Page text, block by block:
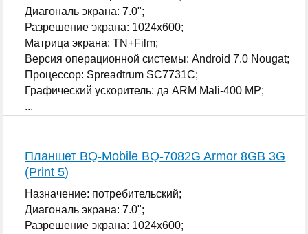
Диагональ экрана: 7.0";
Разрешение экрана: 1024x600;
Матрица экрана: TN+Film;
Версия операционной системы: Android 7.0 Nougat;
Процессор: Spreadtrum SC7731C;
Графический ускоритель: да ARM Mali-400 MP;
...
Планшет BQ-Mobile BQ-7082G Armor 8GB 3G
(Print 5)
Назначение: потребительский;
Диагональ экрана: 7.0";
Разрешение экрана: 1024x600;